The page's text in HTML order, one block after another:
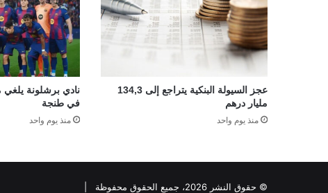
عجز السيولة البنكية يتراجع إلى 134,3
مليار درهم
منذ يوم واحد
نادي برشلونة يلغي
في طنجة
منذ يوم واحد
© حقوق النشر 2026، جميع الحقوق محفوظة |